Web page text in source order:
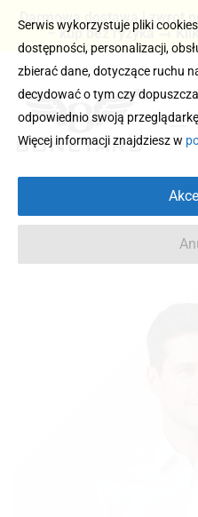
Darmowa dostawa i zwrot
– kup bez ryzyka →
Serwis wykorzystuje pliki
dostępności, personalizacji,
zbierać dane, dotyczące ruchu
decydować o tym czy
odpowiednio swoją
Więcej informacji znajdziesz w